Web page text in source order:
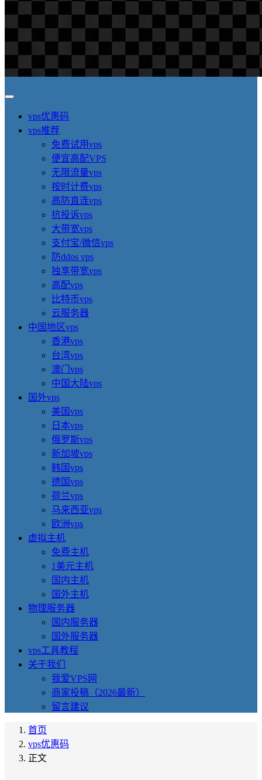
vps优惠码
vps推荐
免费试用vps
便宜高配VPS
无限流量vps
按时计费vps
高防直连vps
抗投诉vps
大带宽vps
支付宝/微信vps
防ddos vps
独享带宽vps
高配vps
比特币vps
云服务器
中国地区vps
香港vps
台湾vps
澳门vps
中国大陆vps
国外vps
美国vps
日本vps
俄罗斯vps
新加坡vps
韩国vps
德国vps
荷兰vps
马来西亚vps
欧洲vps
虚拟主机
免费主机
1美元主机
国内主机
国外主机
物理服务器
国内服务器
国外服务器
vps工具教程
关于我们
我爱VPS网
商家投稿（2026最新）
留言建议
首页
vps优惠码
正文